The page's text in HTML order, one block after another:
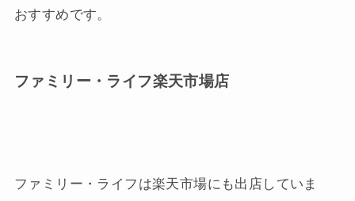
おすすめです。
ファミリー・ライフ楽天市場店